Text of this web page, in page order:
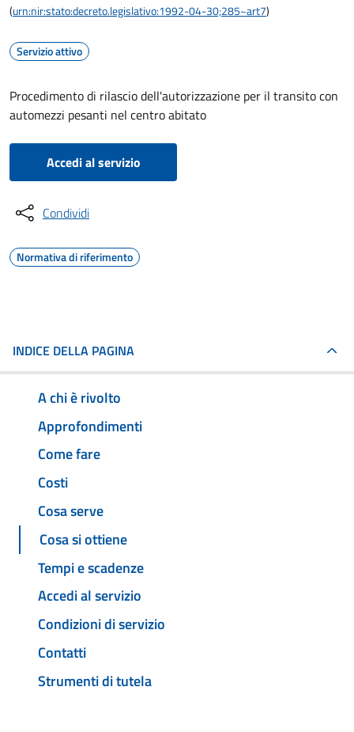
(urn:nir:stato:decreto.legislativo:1992-04-30;285~art7)
Servizio attivo
Procedimento di rilascio dell'autorizzazione per il transito con
automezzi pesanti nel centro abitato
Accedi al servizio
Condividi
Normativa di riferimento
INDICE DELLA PAGINA
A chi è rivolto
Approfondimenti
Come fare
Costi
Cosa serve
Cosa si ottiene
Tempi e scadenze
Accedi al servizio
Condizioni di servizio
Contatti
Strumenti di tutela